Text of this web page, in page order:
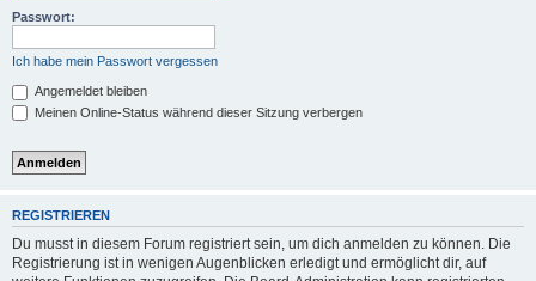
Passwort:
Ich habe mein Passwort vergessen
Angemeldet bleiben
Meinen Online-Status während dieser Sitzung verbergen
REGISTRIEREN
Du musst in diesem Forum registriert sein, um dich anmelden zu können. Die
Registrierung ist in wenigen Augenblicken erledigt und ermöglicht dir, auf